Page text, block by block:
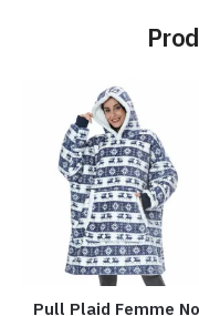
Pull Plaid Femme